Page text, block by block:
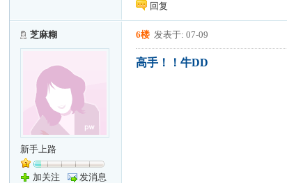
回复
芝麻糊
新手上路
加关注 发消息
6楼 发表于: 07-09
高手！！牛DD